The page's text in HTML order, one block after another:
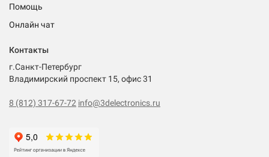
Помощь
Онлайн чат
Контакты
г.Санкт-Петербург
Владимирский проспект 15, офис 31
8 (812) 317-67-72 info@3delectronics.ru